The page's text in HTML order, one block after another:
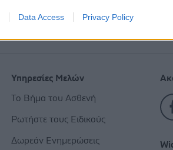
Data Access Privacy Policy
Υπηρεσίες Μελών
Το Βήμα του Ασθενή
Ρωτήστε τους Ειδικούς
Δωρεάν Ενημερώσεις